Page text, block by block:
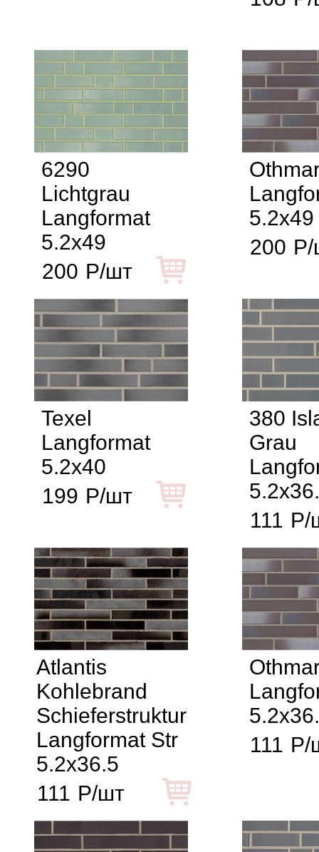
6290
Lichtgrau
Langformat
5.2x49
200 Р/шт
5.2x49
200 Р/
Texel
Langformat
5.2x40
199 Р/шт
380
Grau
111 Р/
Atlantis
Kohlebrand
Schieferstruktur
Langformat Str
5.2x36.5
111 Р/шт
111 Р/